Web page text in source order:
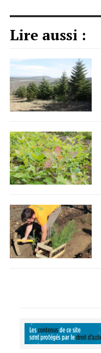
Lire aussi :